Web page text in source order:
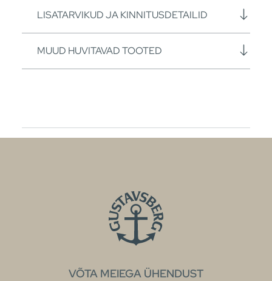
LISATARVIKUD JA KINNITUSDETAILID
MUUD HUVITAVAD TOOTED
VÕTA MEIEGA ÜHENDUST